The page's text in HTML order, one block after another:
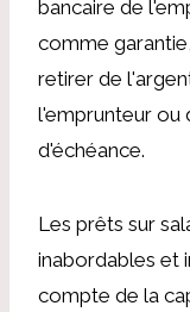
bancaire de
comme
retirer de
l'emprunteur ou
d'échéance.
Les prêts sur
inabordables et
compte de la